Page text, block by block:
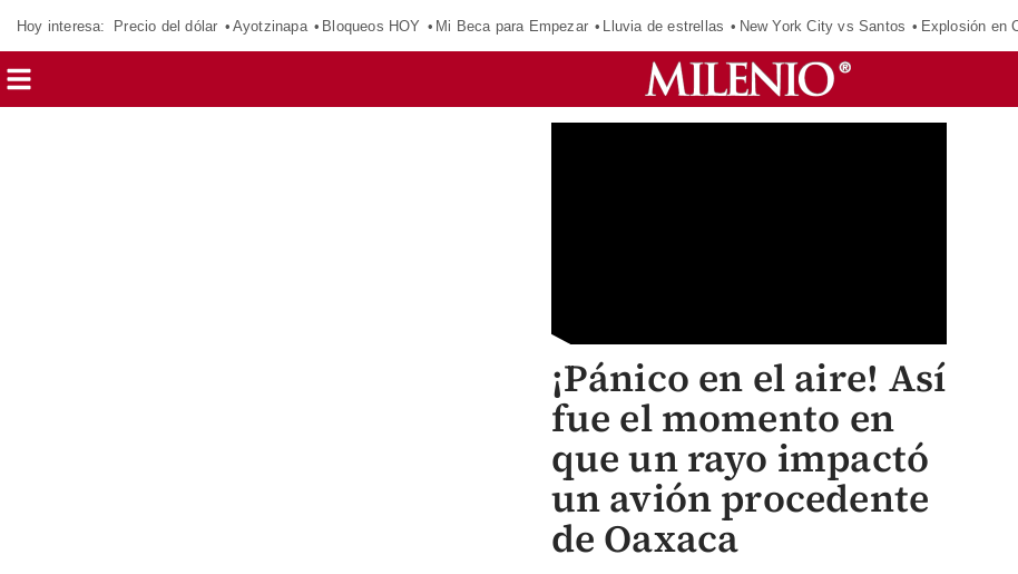
Hoy interesa: Precio del dólar Ayotzinapa Bloqueos HOY Mi Beca para Empezar Lluvia de estrellas New York City vs Santos Explosión en
¡Pánico en el aire! Así
fue el momento en
que un rayo impactó
un avión procedente
de Oaxaca